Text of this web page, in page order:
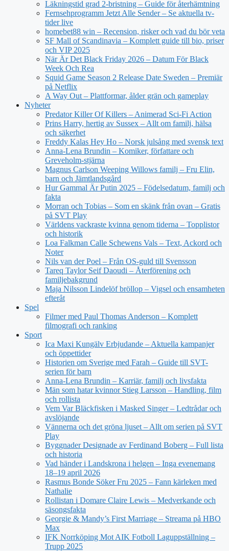
Läkningstid grad 2-bristning – Guide för återhämtning
Fernsehprogramm Jetzt Alle Sender – Se aktuella tv-
tider live
homebet88 win – Recension, risker och vad du bör veta
SF Mall of Scandinavia – Komplett guide till bio, priser
och VIP 2025
När Är Det Black Friday 2026 – Datum För Black
Week Och Rea
Squid Game Season 2 Release Date Sweden – Premiär
på Netflix
A Way Out – Plattformar, ålder grän och gameplay
Nyheter
Predator Killer Of Killers – Animerad Sci-Fi Action
Prins Harry, hertig av Sussex – Allt om familj, hälsa
och säkerhet
Freddy Kalas Hey Ho – Norsk julsång med svensk text
Anna-Lena Brundin – Komiker, författare och
Greveholm-stjärna
Magnus Carlson Weeping Willows familj – Fru Elin,
barn och Jämtlandsgård
Hur Gammal Är Putin 2025 – Födelsedatum, familj och
fakta
Morran och Tobias – Som en skänk från ovan – Gratis
på SVT Play
Världens vackraste kvinna genom tiderna – Topplistor
och historik
Loa Falkman Calle Schewens Vals – Text, Ackord och
Noter
Nils van der Poel – Från OS-guld till Svensson
Tareq Taylor Seif Daoudi – Återförening och
familjebakgrund
Maja Nilsson Lindelöf bröllop – Vigsel och ensamheten
efteråt
Spel
Filmer med Paul Thomas Anderson – Komplett
filmografi och ranking
Sport
Ica Maxi Kungälv Erbjudande – Aktuella kampanjer
och öppettider
Historien om Sverige med Farah – Guide till SVT-
serien för barn
Anna-Lena Brundin – Karriär, familj och livsfakta
Män som hatar kvinnor Stieg Larsson – Handling, film
och rollista
Vem Var Bläckfisken i Masked Singer – Ledtrådar och
avslöjande
Vännerna och det gröna ljuset – Allt om serien på SVT
Play
Byggnader Designade av Ferdinand Boberg – Full lista
och historia
Vad händer i Landskrona i helgen – Inga evenemang
18–19 april 2026
Rasmus Bonde Söker Fru 2025 – Fann kärleken med
Nathalie
Rollistan i Domare Claire Lewis – Medverkande och
säsongsfakta
Georgie & Mandy’s First Marriage – Streama på HBO
Max
IFK Norrköping Mot AIK Fotboll Laguppställning –
Trupp 2025